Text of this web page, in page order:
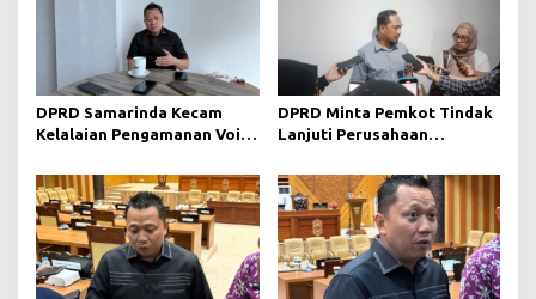
o
s
DPRD Samarinda Kecam
Kelalaian Pengamanan Void
Korban Jiwa
DPRD Minta Pemkot Tindak
Lanjuti Perusahaan